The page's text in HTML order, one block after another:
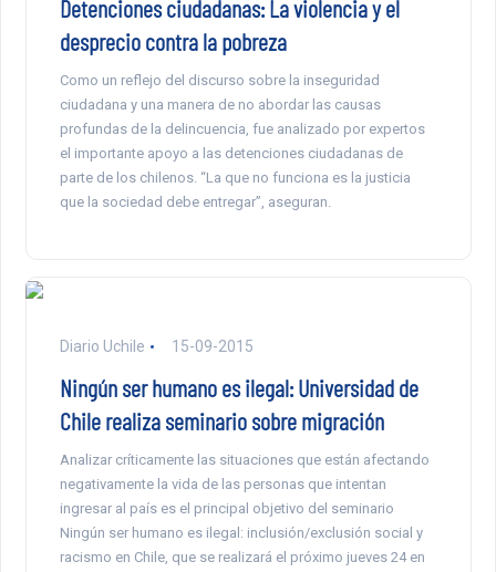
Detenciones ciudadanas: La violencia y el
desprecio contra la pobreza
Como un reflejo del discurso sobre la inseguridad
ciudadana y una manera de no abordar las causas
profundas de la delincuencia, fue analizado por expertos
el importante apoyo a las detenciones ciudadanas de
parte de los chilenos. “La que no funciona es la justicia
que la sociedad debe entregar”, aseguran.
Diario Uchile 15-09-2015
Ningún ser humano es ilegal: Universidad de
Chile realiza seminario sobre migración
Analizar críticamente las situaciones que están afectando
negativamente la vida de las personas que intentan
ingresar al país es el principal objetivo del seminario
Ningún ser humano es ilegal: inclusión/exclusión social y
racismo en Chile, que se realizará el próximo jueves 24 en